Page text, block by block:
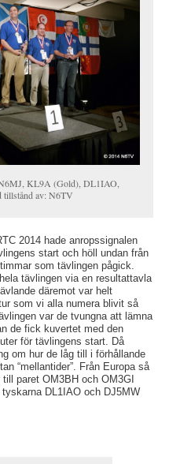
KL9A (Gold), DL1IAO,
tillstånd av: N6TV
2014 hade anropssignalen
start och höll undan från
som tävlingen pågick.
tävlingen via en resultattavla
däremot var helt
som vi alla numera blivit så
var de tvungna att lämna
de fick kuvertet med den
för tävlingens start. Då
om hur de låg till i förhållande
“mellantider”. Från Europa så
paret OM3BH och OM3GI
DL1IAO och DJ5MW